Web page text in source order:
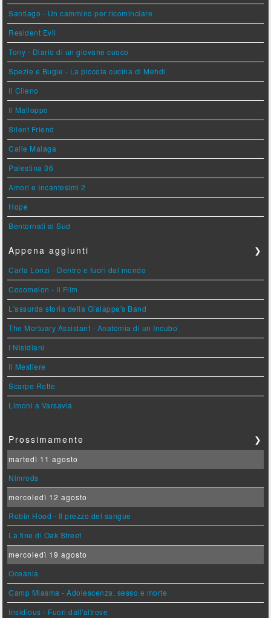
Santiago - Un cammino per ricominciare
Resident Evil
Tony - Diario di un giovane cuoco
Spezie e Bugie - La piccola cucina di Mehdi
Il Cileno
Il Malloppo
Silent Friend
Calle Malaga
Palestina 36
Amori e Incantesimi 2
Hope
Bentornati al Sud
Appena aggiunti ❯
Carla Lonzi - Dentro e fuori dal mondo
Cocomelon - Il Film
L'assurda storia della Gialappa's Band
The Mortuary Assistant - Anatomia di un Incubo
I Nisidiani
Il Mestiere
Scarpe Rotte
Limoni a Varsavia
Prossimamente ❯
martedì 11 agosto
Nimrods
mercoledì 12 agosto
Robin Hood - Il prezzo del sangue
La fine di Oak Street
mercoledì 19 agosto
Oceania
Camp Miasma - Adolescenza, sesso e morte
Insidious - Fuori dall'altrove